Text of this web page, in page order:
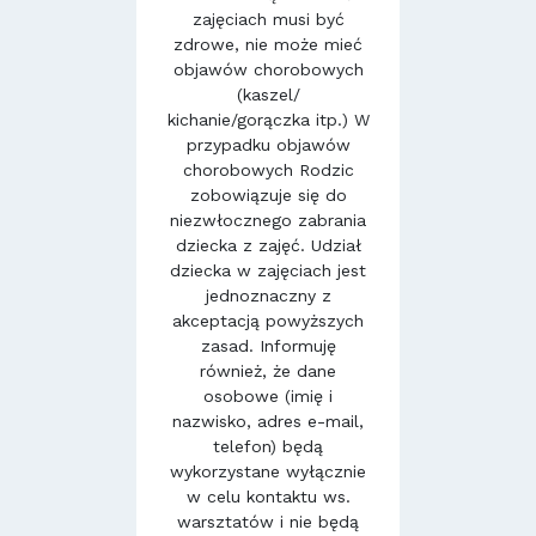
zajęciach musi być
zdrowe, nie może mieć
objawów chorobowych
(kaszel/
kichanie/gorączka itp.) W
przypadku objawów
chorobowych Rodzic
zobowiązuje się do
niezwłocznego zabrania
dziecka z zajęć. Udział
dziecka w zajęciach jest
jednoznaczny z
akceptacją powyższych
zasad. Informuję
również, że dane
osobowe (imię i
nazwisko, adres e-mail,
telefon) będą
wykorzystane wyłącznie
w celu kontaktu ws.
warsztatów i nie będą